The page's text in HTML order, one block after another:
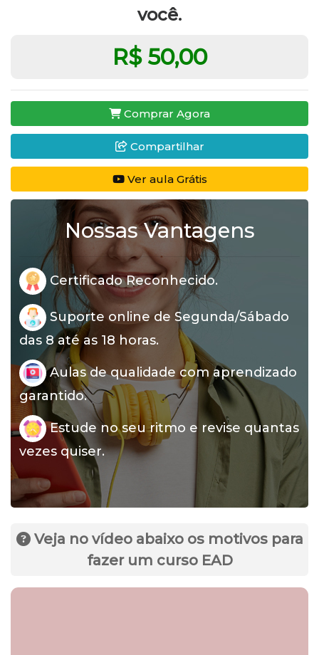
você.
R$ 50,00
Comprar Agora
Compartilhar
Ver aula Grátis
Nossas Vantagens
Certificado Reconhecido.
Suporte online de Segunda/Sábado
das 8 até as 18 horas.
Aulas de qualidade com aprendizado
garantido.
Estude no seu ritmo e revise quantas
vezes quiser.
Veja no vídeo abaixo os motivos para
fazer um curso EAD